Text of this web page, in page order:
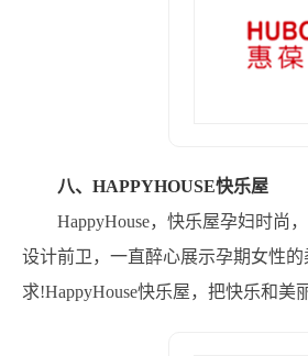
八、HAPPYHOUSE快乐屋
HappyHouse，快乐屋孕妇时尚
设计前卫，一直醉心展示孕期女性
求!HappyHouse快乐屋，把快乐和美